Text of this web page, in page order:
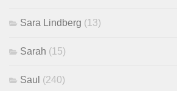
Sara Lindberg (13)
Sarah (15)
Saul (240)